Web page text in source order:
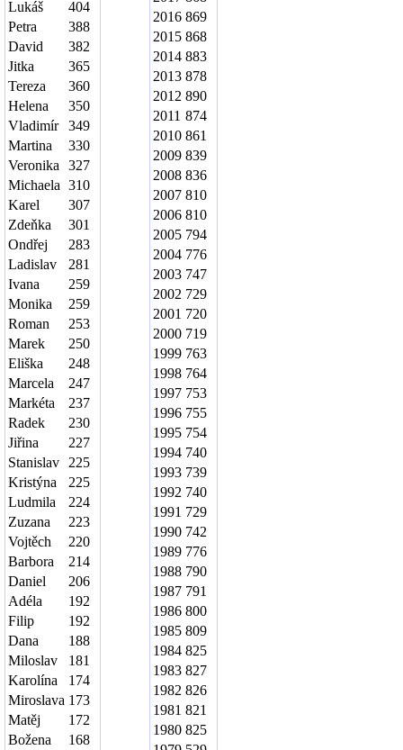
Lukáš
404
Petra
388
David
382
Jitka
365
Tereza
360
Helena
350
Vladimír
349
Martina
330
Veronika
327
Michaela 310
Karel
307
Zdeňka
301
Ondřej
283
Ladislav
281
Ivana
259
Monika
259
Roman
253
Marek
250
Eliška
248
Marcela
247
Markéta
237
Radek
230
Jiřina
227
Stanislav
225
Kristýna
225
Ludmila
224
Zuzana
223
Vojtěch
220
Barbora
214
Daniel
206
Adéla
192
Filip
192
Dana
188
Miloslav
181
Karolína
174
Miroslava 173
Matěj
172
Božena
168
2016 869
2015 868
2014 883
2013 878
2012 890
2011 874
2010 861
2009 839
2008 836
2007 810
2006 810
2005 794
2004 776
2003 747
2002 729
2001 720
2000 719
1999 763
1998 764
1997 753
1996 755
1995 754
1994 740
1993 739
1992 740
1991 729
1990 742
1989 776
1988 790
1987 791
1986 800
1985 809
1984 825
1983 827
1982 826
1981 821
1980 825